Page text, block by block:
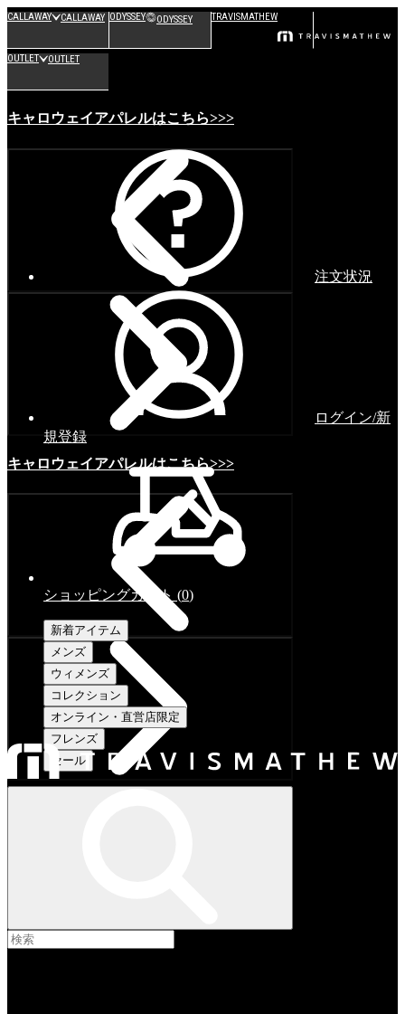
CALLAWAY CALLAWAY ODYSSEY ODYSSEY TRAVISMATHEW
OUTLET OUTLET
キャロウェイアパレルはこちら>>>
キャロウェイアパレルはこちら>>>
注文状況
ログイン/新
規登録
ショッピングカート (0)
新着アイテム
メンズ
ウィメンズ
コレクション
オンライン・直営店限定
フレンズ
セール